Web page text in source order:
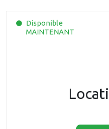
Disponible
MAINTENANT